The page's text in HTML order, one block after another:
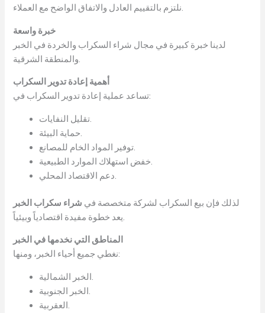
نلتزم بالتقييم العادل والاتفاق الواضح مع العملاء.
خبرة واسعة
لدينا خبرة كبيرة في مجال شراء السكراب والخردة في الخبر
والمنطقة الشرقية.
أهمية إعادة تدوير السكراب
تساعد عملية إعادة تدوير السكراب في:
تقليل النفايات.
حماية البيئة.
توفير المواد الخام للمصانع.
خفض استهلاك الموارد الطبيعية.
دعم الاقتصاد المحلي.
لذلك فإن بيع السكراب لشركة متخصصة في شراء سكراب الخبر
يعد خطوة مفيدة اقتصادياً وبيئياً.
المناطق التي نخدمها في الخبر
نغطي جميع أحياء الخبر، ومنها:
الخبر الشمالية.
الخبر الجنوبية.
العقربية.